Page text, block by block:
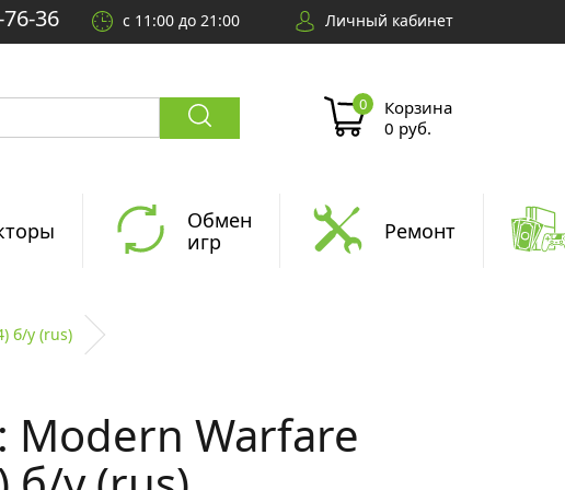
36 с 11:00 до 21:00 Личный кабинет
Корзина
0 руб.
Обмен
игр
Ремонт
б/у (rus)
Modern Warfare